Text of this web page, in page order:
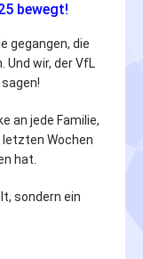
bewegt!
gegangen, die
wir, der VfL
an jede Familie,
letzten Wochen
hat.
sondern ein